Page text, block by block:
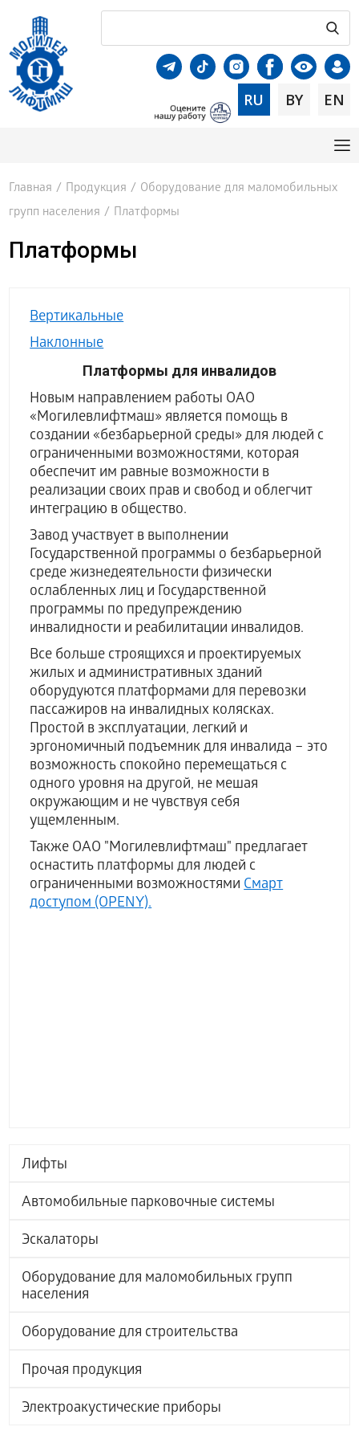
RU BY EN
Главная / Продукция / Оборудование для маломобильных
групп населения / Платформы
Платформы
Лифты
Автомобильные парковочные системы
Эскалаторы
Оборудование для маломобильных групп
населения
Оборудование для строительства
Прочая продукция
Электроакустические приборы
Вертикальные
Наклонные
Платформы для инвалидов
Новым направлением работы ОАО
«Могилевлифтмаш» является помощь в
создании «безбарьерной среды» для людей с
ограниченными возможностями, которая
обеспечит им равные возможности в
реализации своих прав и свобод и облегчит
интеграцию в общество.
Завод участвует в выполнении
Государственной программы о безбарьерной
среде жизнедеятельности физически
ослабленных лиц и Государственной
программы по предупреждению
инвалидности и реабилитации инвалидов.
Все больше строящихся и проектируемых
жилых и административных зданий
оборудуются платформами для перевозки
пассажиров на инвалидных колясках.
Простой в эксплуатации, легкий и
эргономичный подъемник для инвалида – это
возможность спокойно перемещаться с
одного уровня на другой, не мешая
окружающим и не чувствуя себя
ущемленным.
Также ОАО "Могилевлифтмаш" предлагает
оснастить платформы для людей с
ограниченными возможностямиСмарт
доступом (OPENY).